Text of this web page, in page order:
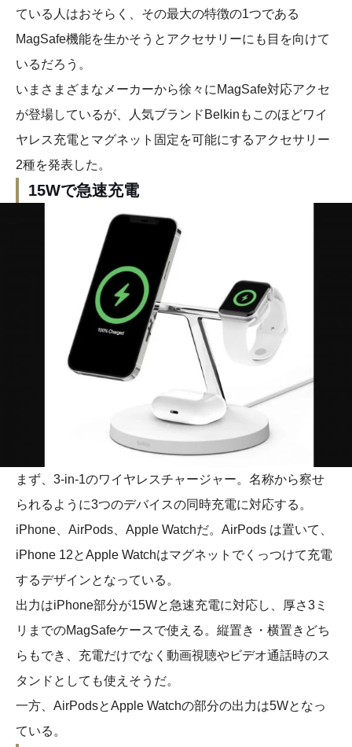
ている人はおそらく、その最大の特徴の1つである
MagSafe機能を生かそうとアクセサリーにも目を向けて
いるだろう。
いまさまざまなメーカーから徐々にMagSafe対応アクセ
が登場しているが、人気ブランドBelkinもこのほどワイ
ヤレス充電とマグネット固定を可能にするアクセサリー
2種を発表した。
15Wで急速充電
まず、3-in-1のワイヤレスチャージャー。名称から察せ
られるように3つのデバイスの同時充電に対応する。
iPhone、AirPods、Apple Watchだ。AirPods は置いて、
iPhone 12とApple Watchはマグネットでくっつけて充電
するデザインとなっている。
出力はiPhone部分が15Wと急速充電に対応し、厚さ3ミ
リまでのMagSafeケースで使える。縦置き・横置きどち
らもでき、充電だけでなく動画視聴やビデオ通話時のス
タンドとしても使えそうだ。
一方、AirPodsとApple Watchの部分の出力は5Wとなっ
ている。